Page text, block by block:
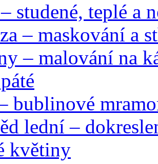
studené, teplé a
– maskování a
– malování na
bublinové
lední –
květiny